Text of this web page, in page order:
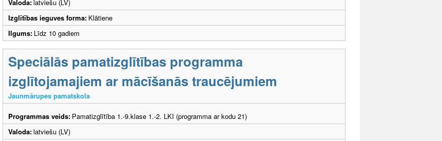
Valoda:latviešu (LV)
Izglītības ieguves forma: Klātiene
Ilgums: Līdz 10 gadiem
Speciālās pamatizglītības programma
izglītojamajiem ar mācīšanās traucējumiem
Jaunmārupes pamatskola
Programmas veids: Pamatizglītība 1.-9.klase 1.-2. LKI (programma ar kodu 21)
Valoda:latviešu (LV)